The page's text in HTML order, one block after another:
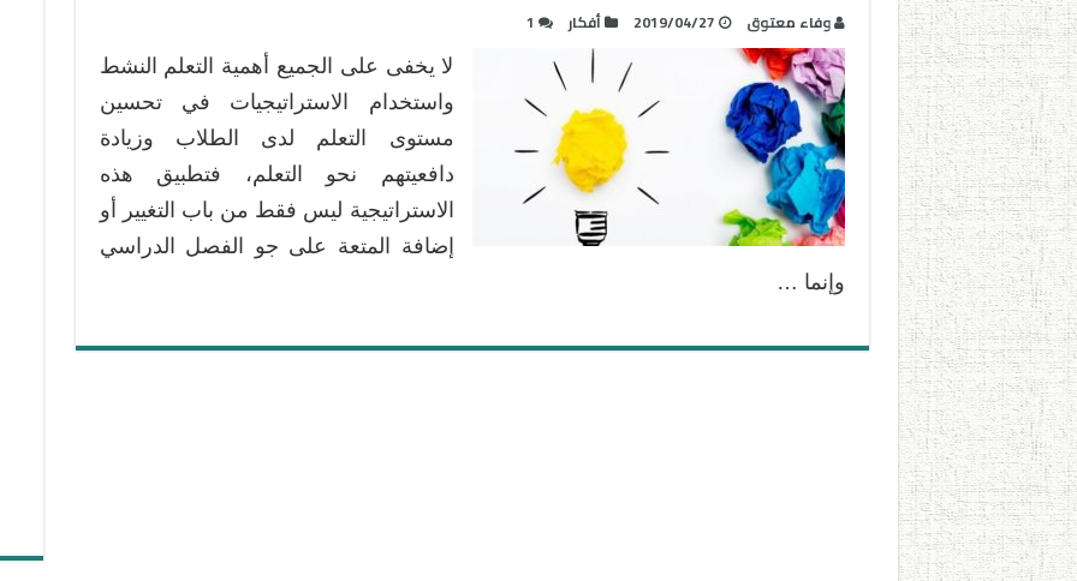
وفاء معتوق 2019/04/27 أفكار 1
لا يخفى على الجميع أهمية التعلم النشط
واستخدام الاستراتيجيات في تحسين
مستوى التعلم لدى الطلاب وزيادة
دافعيتهم نحو التعلم، فتطبيق هذه
الاستراتيجية ليس فقط من باب التغيير أو
إضافة المتعة على جو الفصل الدراسي
وإنما …